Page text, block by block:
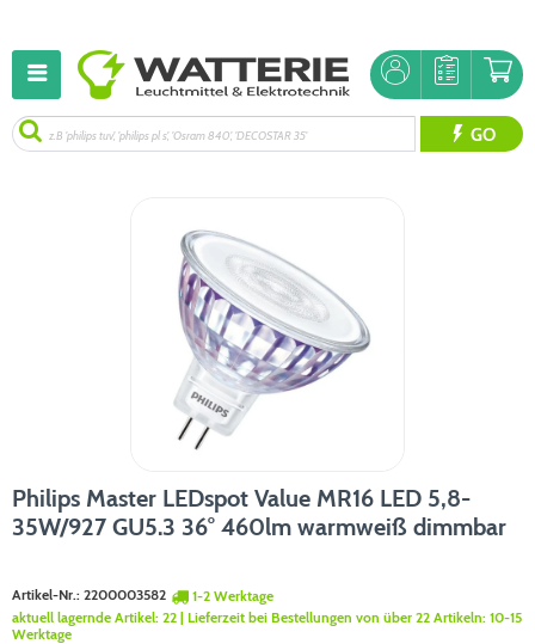
GO
Philips Master LEDspot Value MR16 LED 5,8-
35W/927 GU5.3 36° 460lm warmweiß dimmbar
Artikel-Nr.: 2200003582
1-2 Werktage
aktuell lagernde Artikel: 22 | Lieferzeit bei Bestellungen von über 22 Artikeln: 10-15
Werktage